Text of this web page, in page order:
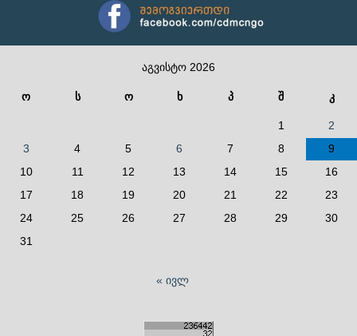
აგვისტო 2026
ო ს ო ხ პ შ კ
1
2
3
4 5 6 7 8
9
10
11 12 13 14 15
16
17
18 19 20 21 22
23
24
25 26 27 28 29
30
31
« ივლ